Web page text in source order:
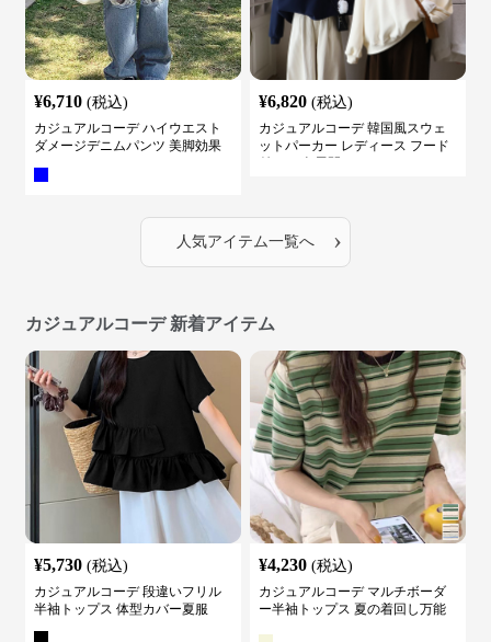
¥6,710 (税込)
カジュアルコーデ ハイウエスト
ダメージデニムパンツ 美脚効果
¥6,820 (税込)
カジュアルコーデ 韓国風スウェ
ットパーカー レディース フード
人気アイテム一覧へ ›
カジュアルコーデ 新着アイテム
¥5,730 (税込)
カジュアルコーデ 段違いフリル
半袖トップス 体型カバー夏服
¥4,230 (税込)
カジュアルコーデ マルチボーダ
ー半袖トップス 夏の着回し万能